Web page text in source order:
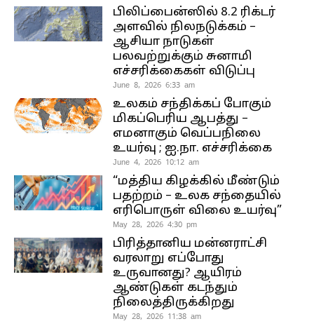
பிலிப்பைன்ஸில் 8.2 ரிக்டர்
அளவில் நிலநடுக்கம் –
ஆசியா நாடுகள்
பலவற்றுக்கும் சுனாமி
எச்சரிக்கைகள் விடுப்பு
June 8, 2026 6:33 am
உலகம் சந்திக்கப் போகும்
மிகப்பெரிய ஆபத்து –
எமனாகும் வெப்பநிலை
உயர்வு ; ஐ.நா. எச்சரிக்கை
June 4, 2026 10:12 am
“மத்திய கிழக்கில் மீண்டும்
பதற்றம் – உலக சந்தையில்
எரிபொருள் விலை உயர்வு”
May 28, 2026 4:30 pm
பிரித்தானிய மன்னராட்சி
வரலாறு எப்போது
உருவானது? ஆயிரம்
ஆண்டுகள் கடந்தும்
நிலைத்திருக்கிறது
May 28, 2026 11:38 am